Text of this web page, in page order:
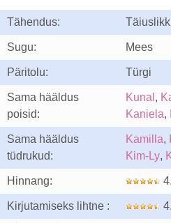
Tähendus:
Sugu: Mees
Päritolu: Türgi
Sama hääldus
poisid:
Kunal ,
Kaniela,
Sama hääldus
tüdrukud:
Kamilla,
Kim-Ly,
Hinnang:
Kirjutamiseks lihtne :